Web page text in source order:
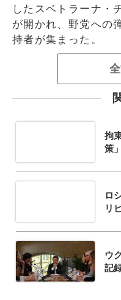
したスベトラーナ・
が開かれ、野党への
持者が集まった。
拘
策
ロ
リ
ウ
記